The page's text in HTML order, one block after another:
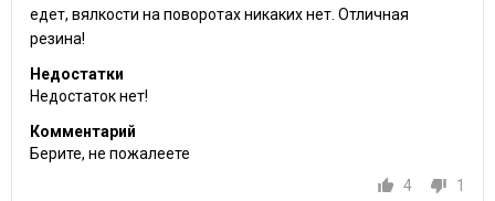
едет, вялкости на поворотах никаких нет. Отличная
резина!
Недостатки
Недостаток нет!
Комментарий
Берите, не пожалеете
4
1